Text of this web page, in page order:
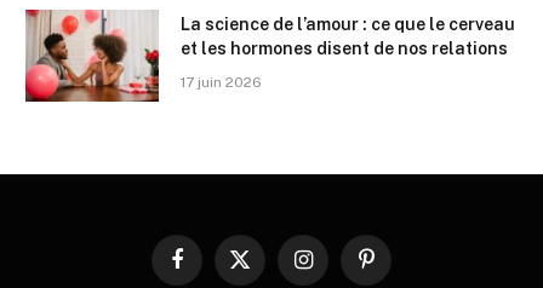
La science de l’amour : ce que le cerveau
et les hormones disent de nos relations
17 juin 2026
Facebook
X
InstagramPinterest